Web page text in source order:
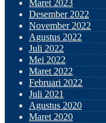
Maret 2023
Desember 2022
November 2022
Agustus 2022
Juli 2022
Mei 2022
Maret 2022
Februari 2022
Juli 2021
Agustus 2020
Maret 2020